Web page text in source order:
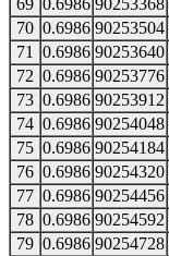
69 0.6986 90253368
70 0.6986 90253504
71
0.6986 90253640
72 0.6986 90253776
73 0.6986 90253912
74 0.6986 90254048
75 0.6986 90254184
76 0.6986 90254320
77 0.6986 90254456
78 0.6986 90254592
79 0.6986 90254728